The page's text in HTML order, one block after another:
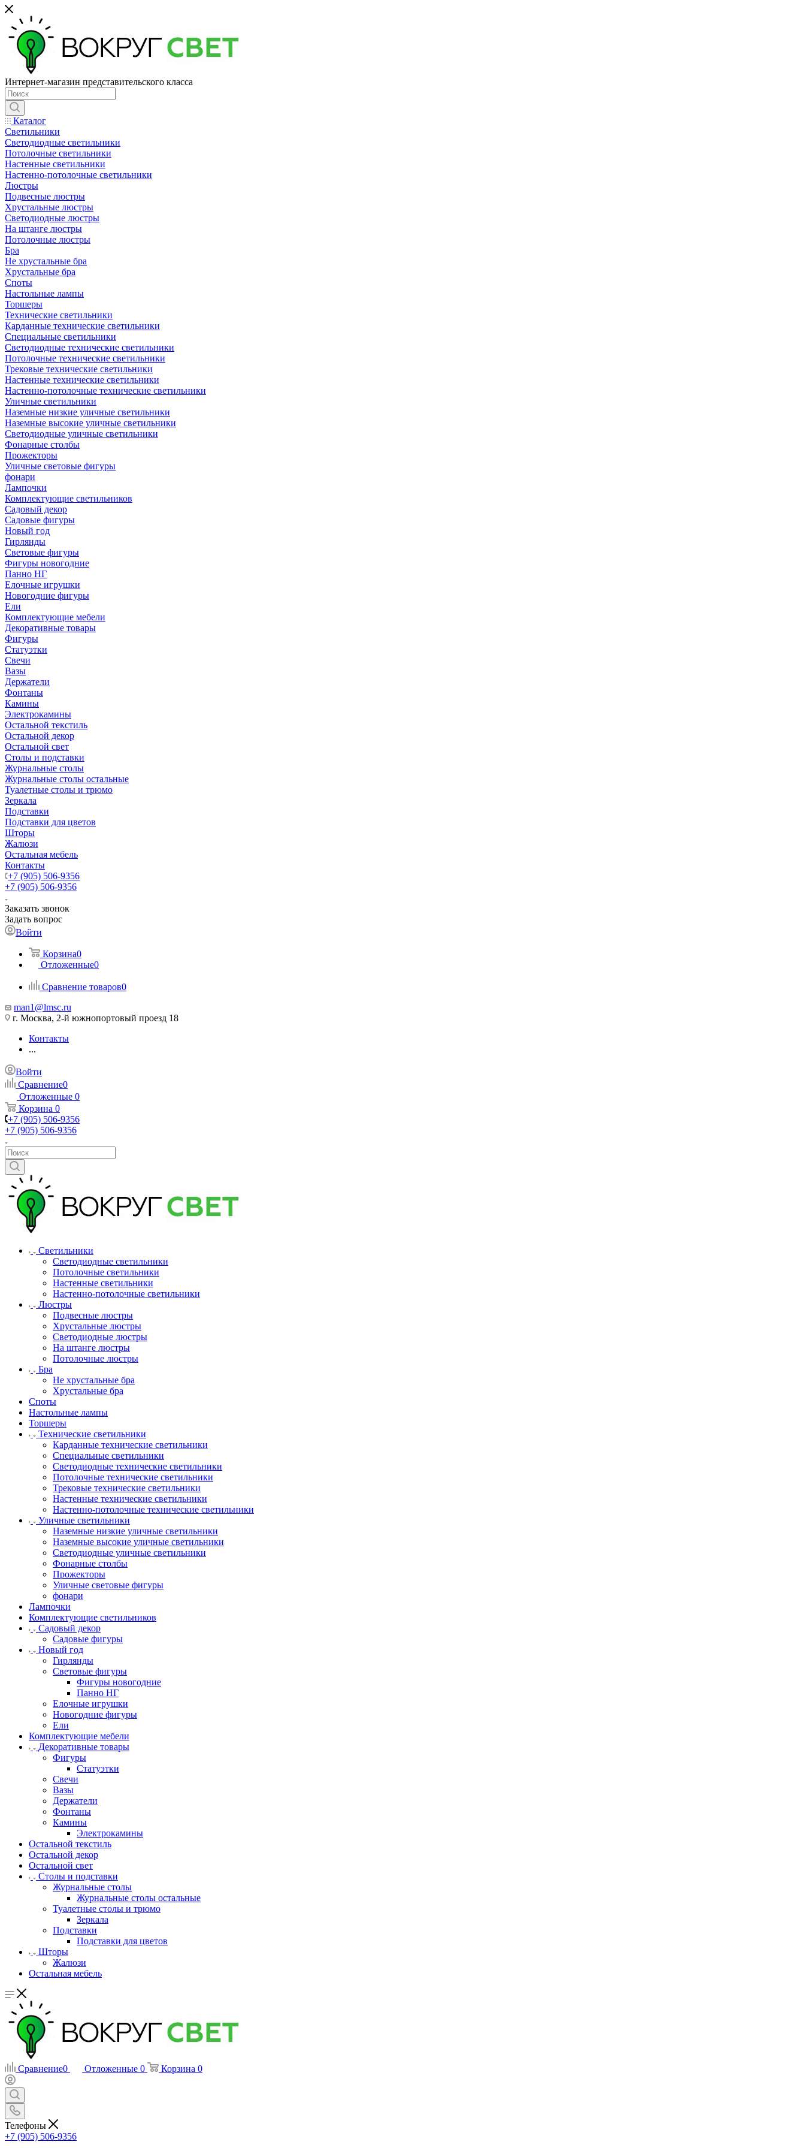
Интернет-магазин представительского класса
Каталог
Светильники
Светодиодные светильники
Потолочные светильники
Настенные светильники
Настенно-потолочные светильники
Люстры
Подвесные люстры
Хрустальные люстры
Светодиодные люстры
На штанге люстры
Потолочные люстры
Бра
Не хрустальные бра
Хрустальные бра
Споты
Настольные лампы
Торшеры
Технические светильники
Карданные технические светильники
Специальные светильники
Светодиодные технические светильники
Потолочные технические светильники
Трековые технические светильники
Настенные технические светильники
Настенно-потолочные технические светильники
Уличные светильники
Наземные низкие уличные светильники
Наземные высокие уличные светильники
Светодиодные уличные светильники
Фонарные столбы
Прожекторы
Уличные световые фигуры
фонари
Лампочки
Комплектующие светильников
Садовый декор
Садовые фигуры
Новый год
Гирлянды
Световые фигуры
Фигуры новогодние
Панно НГ
Елочные игрушки
Новогодние фигуры
Ели
Комплектующие мебели
Декоративные товары
Фигуры
Статуэтки
Свечи
Вазы
Держатели
Фонтаны
Камины
Электрокамины
Остальной текстиль
Остальной декор
Остальной свет
Столы и подставки
Журнальные столы
Журнальные столы остальные
Туалетные столы и трюмо
Зеркала
Подставки
Подставки для цветов
Шторы
Жалюзи
Остальная мебель
Контакты
+7 (905) 506-9356
+7 (905) 506-9356
Заказать звонок
Задать вопрос
Войти
Корзина0
Отложенные0
Сравнение товаров0
man1@lmsc.ru
г. Москва, 2-й южнопортовый проезд 18
Контакты
...
Войти
Сравнение0
Отложенные 0
Корзина 0
+7 (905) 506-9356
+7 (905) 506-9356
Светильники
Светодиодные светильники
Потолочные светильники
Настенные светильники
Настенно-потолочные светильники
Люстры
Подвесные люстры
Хрустальные люстры
Светодиодные люстры
На штанге люстры
Потолочные люстры
Бра
Не хрустальные бра
Хрустальные бра
Споты
Настольные лампы
Торшеры
Технические светильники
Карданные технические светильники
Специальные светильники
Светодиодные технические светильники
Потолочные технические светильники
Трековые технические светильники
Настенные технические светильники
Настенно-потолочные технические светильники
Уличные светильники
Наземные низкие уличные светильники
Наземные высокие уличные светильники
Светодиодные уличные светильники
Фонарные столбы
Прожекторы
Уличные световые фигуры
фонари
Лампочки
Комплектующие светильников
Садовый декор
Садовые фигуры
Новый год
Гирлянды
Световые фигуры
Фигуры новогодние
Панно НГ
Елочные игрушки
Новогодние фигуры
Ели
Комплектующие мебели
Декоративные товары
Фигуры
Статуэтки
Свечи
Вазы
Держатели
Фонтаны
Камины
Электрокамины
Остальной текстиль
Остальной декор
Остальной свет
Столы и подставки
Журнальные столы
Журнальные столы остальные
Туалетные столы и трюмо
Зеркала
Подставки
Подставки для цветов
Шторы
Жалюзи
Остальная мебель
Сравнение0 Отложенные 0 Корзина 0
Телефоны
+7 (905) 506-9356